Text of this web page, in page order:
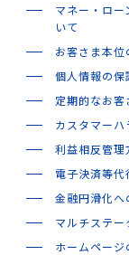
マネー・ロ
いて
お客さま本
個人情報の保
定期的なお
カスタマー
利益相反管理
電子決済等
金融円滑化へ
マルチステ
ホームページ